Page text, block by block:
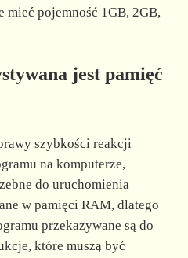
mieć pojemność 1GB, 2GB,
jest pamięć
szybkości reakcji
na komputerze,
do uruchomienia
w pamięci RAM, dlatego
przekazywane są do
które muszą być